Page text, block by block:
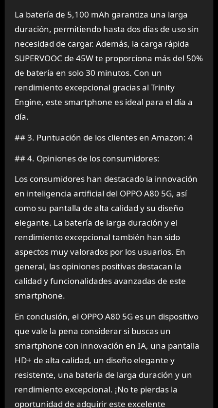
La batería de 5,100 mAh garantiza una larga
duración, permitiendo hasta dos días de uso sin
necesidad de cargar. Además, la carga rápida
SUPERVOOC de 45W te proporciona más del 50%
de batería en solo 30 minutos. Con un
rendimiento excepcional gracias al Trinity
Engine, este smartphone es ideal para el día a
día.
## 3. Puntuación de los clientes en Amazon: 4
## 4. Opiniones de los consumidores:
Los consumidores han destacado la innovación
en inteligencia artificial del OPPO A80 5G, así
como su pantalla de alta calidad y su diseño
elegante. La batería de larga duración y el
rendimiento excepcional también han sido
aspectos muy valorados por los usuarios. En
general, las opiniones positivas destacan la
calidad y funcionalidades avanzadas de este
smartphone.
En conclusión, el OPPO A80 5G es un dispositivo
que vale la pena considerar si buscas un
smartphone con innovación en IA, una pantalla
HD+ de alta calidad, un diseño elegante y
resistente, una batería de larga duración y un
rendimiento excepcional. ¡No te pierdas la
oportunidad de adquirir este excelente